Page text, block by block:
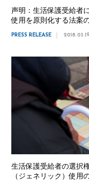
声明：生活保護受給者
使用を原則化する法案
PRESS RELEASE 2018.03.19
生活保護受給者の選択
（ジェネリック）使用